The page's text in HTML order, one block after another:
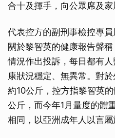
合十及揮手，向公眾席及家
代表控方的副刑事檢控專
關於黎智英的健康報告聲
情況作出投訴，每日都有
康狀況穩定、無異常。對
約10公斤，控方指黎智英
公斤，而今年1月量度的體
相同，以亞洲成年人以言屬